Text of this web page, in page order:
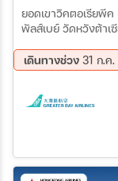
ยอดเขาวิคตอเรียพี
พัลส์เบย์ วัดหวังต้าเซียน วัดเก้าสวรรค์ – วัดแชกงเก่า (ไซกง) – วัดเจ้า
วงจุ้ย ปี่เซี๊ยะฮ่องกง
ปิ้งย่านจิมซาจุ่ย
เดินทางช่วง 31 ก.ค
13 ส.ค. 69 - 16 ส.ค. 69